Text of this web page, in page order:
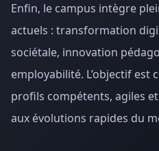
Enfin, le campus intègre
actuels : transformation
sociétale, innovation
employabilité. L’objectif est
profils compétents, agiles
aux évolutions rapides du